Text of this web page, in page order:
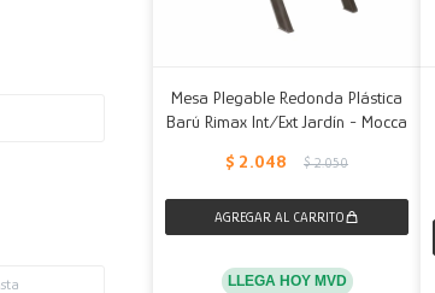
Mesa Plegable Redonda Plástica
Barú Rimax Int/Ext Jardín - Mocca
$ 2.048 $ 2.050
LLEGA HOY MVD